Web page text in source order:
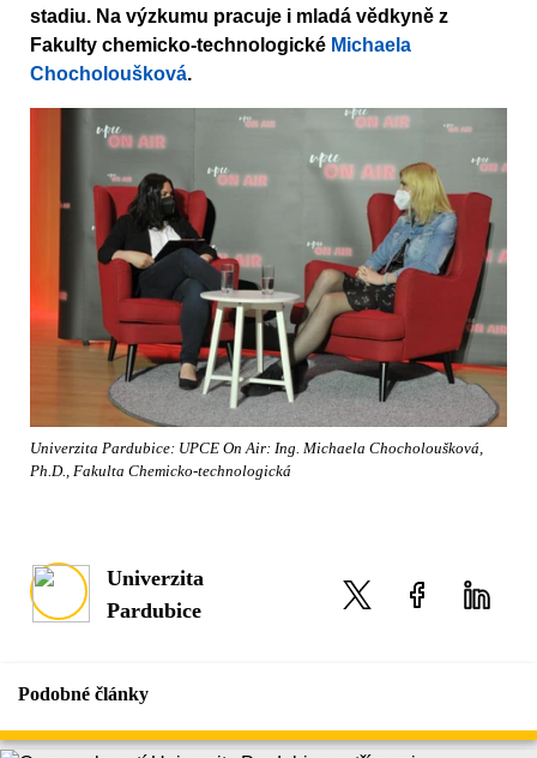
stadiu. Na výzkumu pracuje i mladá vědkyně z
Fakulty chemicko-technologické Michaela
Chocholoušková.
Univerzita Pardubice: UPCE On Air: Ing. Michaela Chocholoušková,
Ph.D., Fakulta Chemicko-technologická
Univerzita
Pardubice
Podobné články